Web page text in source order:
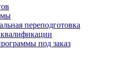
переподготовка
под заказ